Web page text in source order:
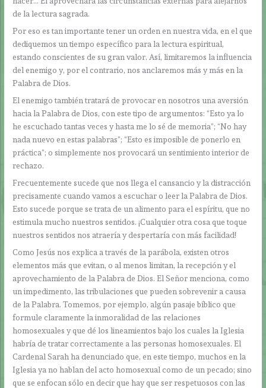
de la lectura sagrada.
Por eso es tan importante tener un orden en nuestra vida, en el que
dediquemos un tiempo específico para la lectura espiritual,
estando conscientes de su gran valor. Así, limitaremos la influencia
del enemigo y, por el contrario, nos anclaremos más y más en la
Palabra de Dios.
El enemigo también tratará de provocar en nosotros una aversión
hacia la Palabra de Dios, con este tipo de argumentos: “Esto ya lo
he escuchado tantas veces y hasta me lo sé de memoria”; “No hay
nada nuevo en estas palabras”; “Esto es imposible de ponerlo en
práctica”; o simplemente nos provocará un sentimiento interior de
rechazo.
Frecuentemente sucede que nos llega el cansancio y la distracción
precisamente cuando vamos a escuchar o leer la Palabra de Dios.
Esto sucede porque se trata de un alimento para el espíritu, que no
estimula mucho nuestros sentidos. ¡Cualquier otra cosa que toque
nuestros sentidos nos atraería y despertaría con más facilidad!
Como Jesús nos explica a través de la parábola, existen otros
elementos más que evitan, o al menos limitan, la recepción y el
aprovechamiento de la Palabra de Dios. El Señor menciona, como
un impedimento, las tribulaciones que pueden sobrevenir a causa
de la Palabra. Tomemos, por ejemplo, algún pasaje bíblico que
formule claramente la inmoralidad de las relaciones
homosexuales y que dé los lineamientos bajo los cuales la Iglesia
habría de tratar correctamente a las personas homosexuales. El
Cardenal Sarah ha denunciado que, en este tiempo, muchos en la
Iglesia ya no hablan del acto homosexual como de un pecado; sino
que se enfocan sólo en decir que hay que ser respetuosos con las